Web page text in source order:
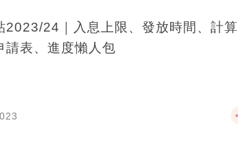
2023/24｜入息上限、發放時間、計算
請表、進度懶人包